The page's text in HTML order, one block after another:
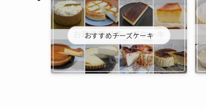
おすすめチーズケーキ